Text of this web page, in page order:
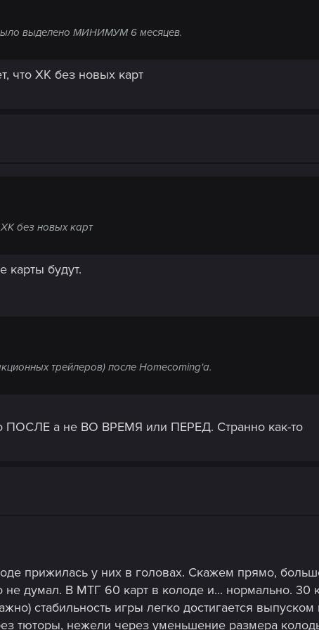
выделено МИНИМУМ 6 месяцев.
что ХК без новых карт
без новых карт
карты будут.
трейлеров) после Homecoming'a.
ПОСЛЕ а не ВО ВРЕМЯ или ПЕРЕД. Странно как-то
прижилась у них в головах. Скажем прямо,
думал. В МТГ 60 карт в колоде и... нормально. 30
стабильность игры легко достигается
тюторы, нежели через уменьшение размера